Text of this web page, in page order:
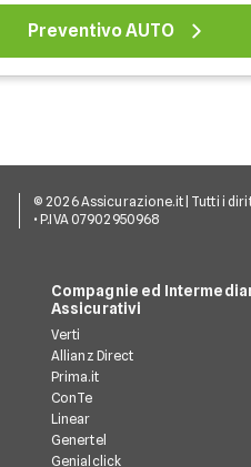
Preventivo AUTO
© 2026 Assicurazione.it | Tutti i
• P.IVA 07902950968
Compagnie ed
Assicurativi
Verti
Allianz Direct
Prima.it
ConTe
Linear
Genertel
Genialclick